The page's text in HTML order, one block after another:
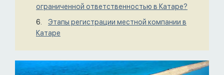
ограниченной ответственностью в Катаре?
Этапы регистрации местной компании в
Катаре